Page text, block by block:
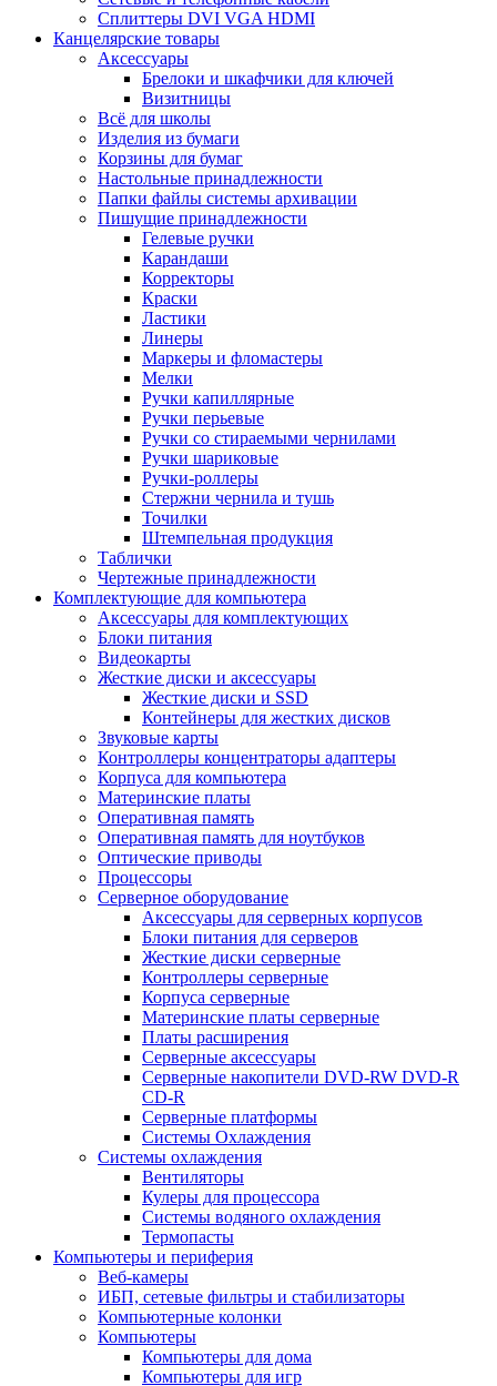
Сплиттеры DVI VGA HDMI
Канцелярские товары
Аксессуары
Брелоки и шкафчики для ключей
Визитницы
Всё для школы
Изделия из бумаги
Корзины для бумаг
Настольные принадлежности
Папки файлы системы архивации
Пишущие принадлежности
Гелевые ручки
Карандаши
Корректоры
Краски
Ластики
Линеры
Маркеры и фломастеры
Мелки
Ручки капиллярные
Ручки перьевые
Ручки со стираемыми чернилами
Ручки шариковые
Ручки-роллеры
Стержни чернила и тушь
Точилки
Штемпельная продукция
Таблички
Чертежные принадлежности
Комплектующие для компьютера
Аксессуары для комплектующих
Блоки питания
Видеокарты
Жесткие диски и аксессуары
Жесткие диски и SSD
Контейнеры для жестких дисков
Звуковые карты
Контроллеры концентраторы адаптеры
Корпуса для компьютера
Материнские платы
Оперативная память
Оперативная память для ноутбуков
Оптические приводы
Процессоры
Серверное оборудование
Аксессуары для серверных корпусов
Блоки питания для серверов
Жесткие диски серверные
Контроллеры серверные
Корпуса серверные
Материнские платы серверные
Платы расширения
Серверные аксессуары
Серверные накопители DVD-RW DVD-R
CD-R
Серверные платформы
Системы Охлаждения
Системы охлаждения
Вентиляторы
Кулеры для процессора
Системы водяного охлаждения
Термопасты
Компьютеры и периферия
Веб-камеры
ИБП, сетевые фильтры и стабилизаторы
Компьютерные колонки
Компьютеры
Компьютеры для дома
Компьютеры для игр